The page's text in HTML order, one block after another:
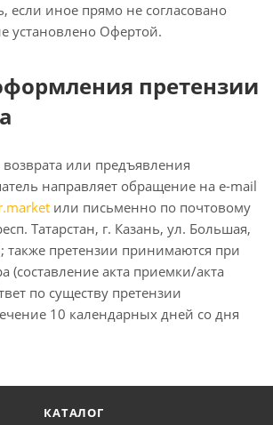
если иное прямо не согласовано
установлено Офертой.
претензии
или предъявления
направляет обращение на e-mail
или письменно по почтовому
Татарстан, г. Казань, ул. Большая,
также претензии принимаются при
(составление акта приемки/акта
по существу претензии
10 календарных дней со дня
КАТАЛОГ